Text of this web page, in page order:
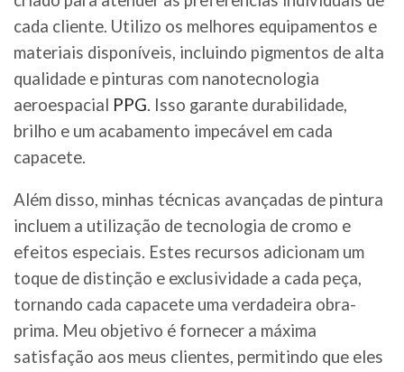
cada cliente. Utilizo os melhores equipamentos e
materiais disponíveis, incluindo pigmentos de alta
qualidade e pinturas com nanotecnologia
aeroespacial PPG. Isso garante durabilidade,
brilho e um acabamento impecável em cada
capacete.
Além disso, minhas técnicas avançadas de pintura
incluem a utilização de tecnologia de cromo e
efeitos especiais. Estes recursos adicionam um
toque de distinção e exclusividade a cada peça,
tornando cada capacete uma verdadeira obra-
prima. Meu objetivo é fornecer a máxima
satisfação aos meus clientes, permitindo que eles